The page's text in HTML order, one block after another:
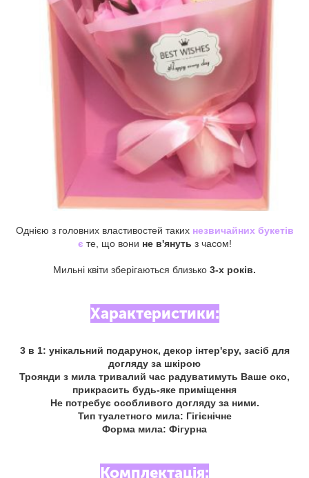
Однією з головних властивостей таких незвичайних букетів
є те, що вони не в'януть з часом!
Мильні квіти зберігаються близько 3-х років.
Характеристики:
3 в 1: унікальний подарунок, декор інтер'єру, засіб для
догляду за шкірою
Троянди з мила тривалий час радуватимуть Ваше око,
прикрасить будь-яке приміщення
Не потребує особливого догляду за ними.
Тип туалетного мила: Гігієнічне
Форма мила: Фігурна
Комплектація: